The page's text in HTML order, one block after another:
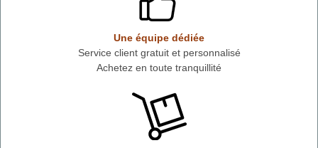
Une équipe dédiée
Service client gratuit et personnalisé
Achetez en toute tranquillité